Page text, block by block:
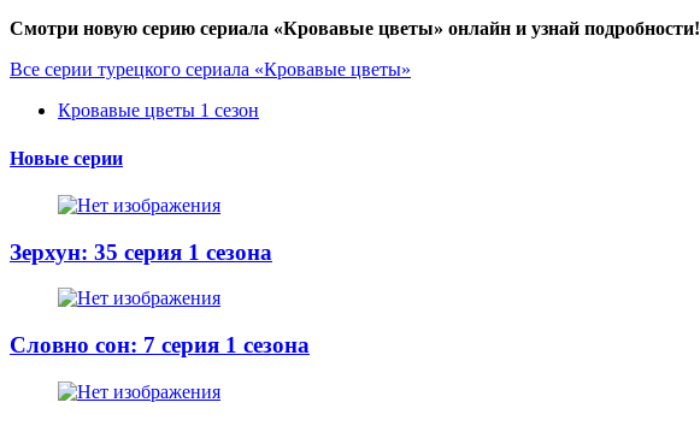
Смотри новую серию сериала «Кровавые цветы» онлайн и узнай подробности!
Все серии турецкого сериала «Кровавые цветы»
Кровавые цветы 1 сезон
Новые серии
Зерхун: 35 серия 1 сезона
Словно сон: 7 серия 1 сезона